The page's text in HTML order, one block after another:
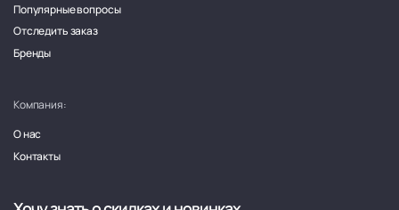
Популярные вопросы
Отследить заказ
Бренды
Компания:
О нас
Контакты